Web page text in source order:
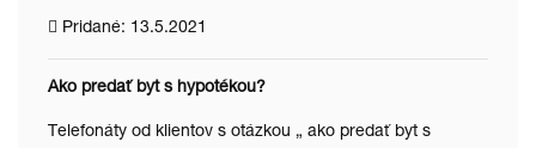
Pridané: 13.5.2021
Ako predať byt s hypotékou?
Telefonáty od klientov s otázkou „ ako predať byt s